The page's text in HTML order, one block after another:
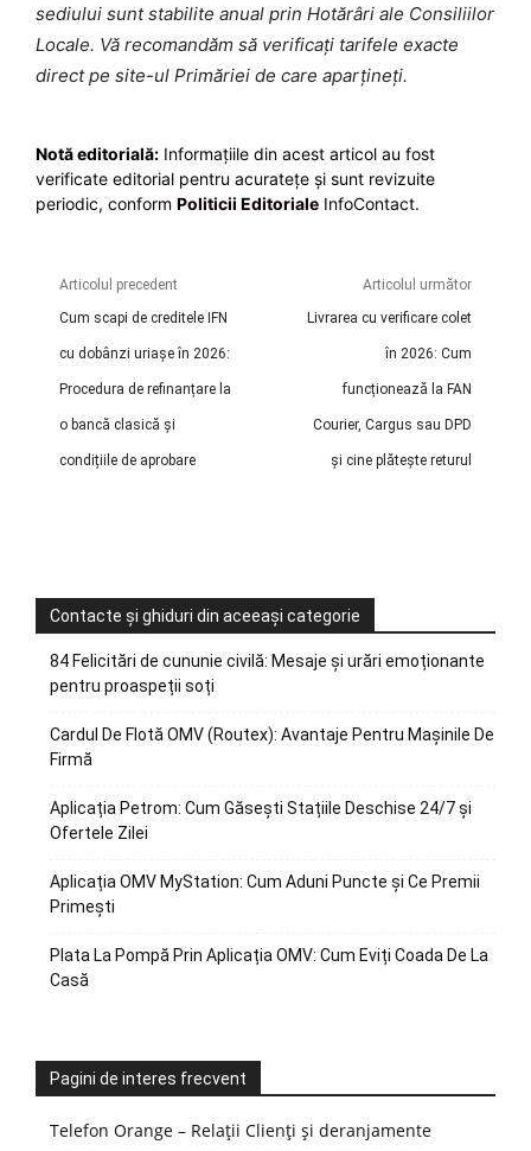
sediului sunt stabilite anual prin Hotărâri ale Consiliilor
Locale. Vă recomandăm să verificați tarifele exacte
direct pe site-ul Primăriei de care aparțineți.
Notă editorială: Informațiile din acest articol au fost
verificate editorial pentru acuratețe și sunt revizuite
periodic, conform Politicii Editoriale InfoContact.
Articolul precedent
Cum scapi de creditele IFN
cu dobânzi uriașe în 2026:
Procedura de refinanțare la
o bancă clasică și
condițiile de aprobare
Articolul următor
Livrarea cu verificare colet
în 2026: Cum
funcționează la FAN
Courier, Cargus sau DPD
și cine plătește returul
Contacte și ghiduri din aceeași categorie
84 Felicitări de cununie civilă: Mesaje și urări emoționante
pentru proaspeții soți
Cardul De Flotă OMV (Routex): Avantaje Pentru Mașinile De
Firmă
Aplicația Petrom: Cum Găsești Stațiile Deschise 24/7 și
Ofertele Zilei
Aplicația OMV MyStation: Cum Aduni Puncte și Ce Premii
Primești
Plata La Pompă Prin Aplicația OMV: Cum Eviți Coada De La
Casă
Pagini de interes frecvent
Telefon Orange – Relații Clienți și deranjamente